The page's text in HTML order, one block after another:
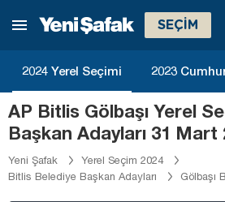
SEÇİM
2024 Yerel Seçimi 2023
AP Bitlis Gölbaşı Yerel
Başkan Adayları 31 Mart
Yeni Şafak
Yerel Seçim 2024
Bitlis Belediye Başkan Adayları
Gölbaşı
Aydın
Bartın
Batman
Bayburt